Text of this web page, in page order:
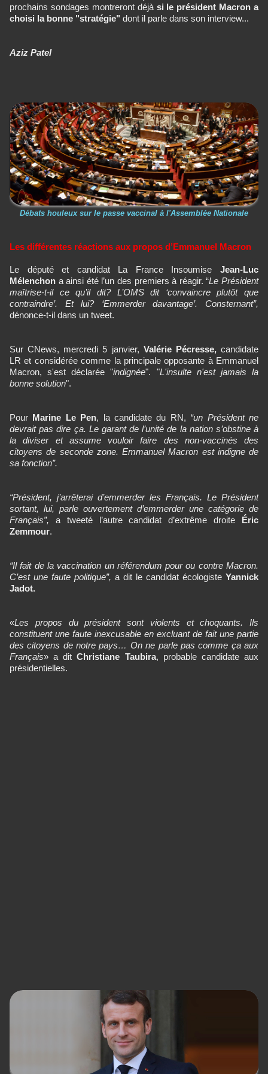
prochains sondages montreront déjà si le président Macron a
choisi la bonne "stratégie" dont il parle dans son interview...
Aziz Patel
Débats houleux sur le passe vaccinal à l'Assemblée Nationale
Les différentes réactions aux propos d’Emmanuel Macron
Le député et candidat La France Insoumise Jean-Luc
Mélenchon a ainsi été l’un des premiers à réagir. “Le Président
maîtrise-t-il ce qu’il dit? L’OMS dit ‘convaincre plutôt que
contraindre’. Et lui? ‘Emmerder davantage’. Consternant”,
dénonce-t-il dans un tweet.
Sur CNews, mercredi 5 janvier, Valérie Pécresse,candidate
LR et considérée comme la principale opposante à Emmanuel
Macron, s'est déclarée "indignée". "L'insulte n'est jamais la
bonne solution".
Pour Marine Le Pen, la candidate du RN, “un Président ne
devrait pas dire ça. Le garant de l’unité de la nation s’obstine à
la diviser et assume vouloir faire des non-vaccinés des
citoyens de seconde zone. Emmanuel Macron est indigne de
sa fonction”.
“Président, j’arrêterai d’emmerder les Français. Le Président
sortant, lui, parle ouvertement d’emmerder une catégorie de
Français”, a tweeté l’autre candidat d’extrême droite Éric
Zemmour.
“Il fait de la vaccination un référendum pour ou contre Macron.
C’est une faute politique”, a dit le candidat écologiste Yannick
Jadot.
«Les propos du président sont violents et choquants. Ils
constituent une faute inexcusable en excluant de fait une partie
des citoyens de notre pays… On ne parle pas comme ça aux
Français» a ditChristiane Taubira, probable candidate aux
présidentielles.